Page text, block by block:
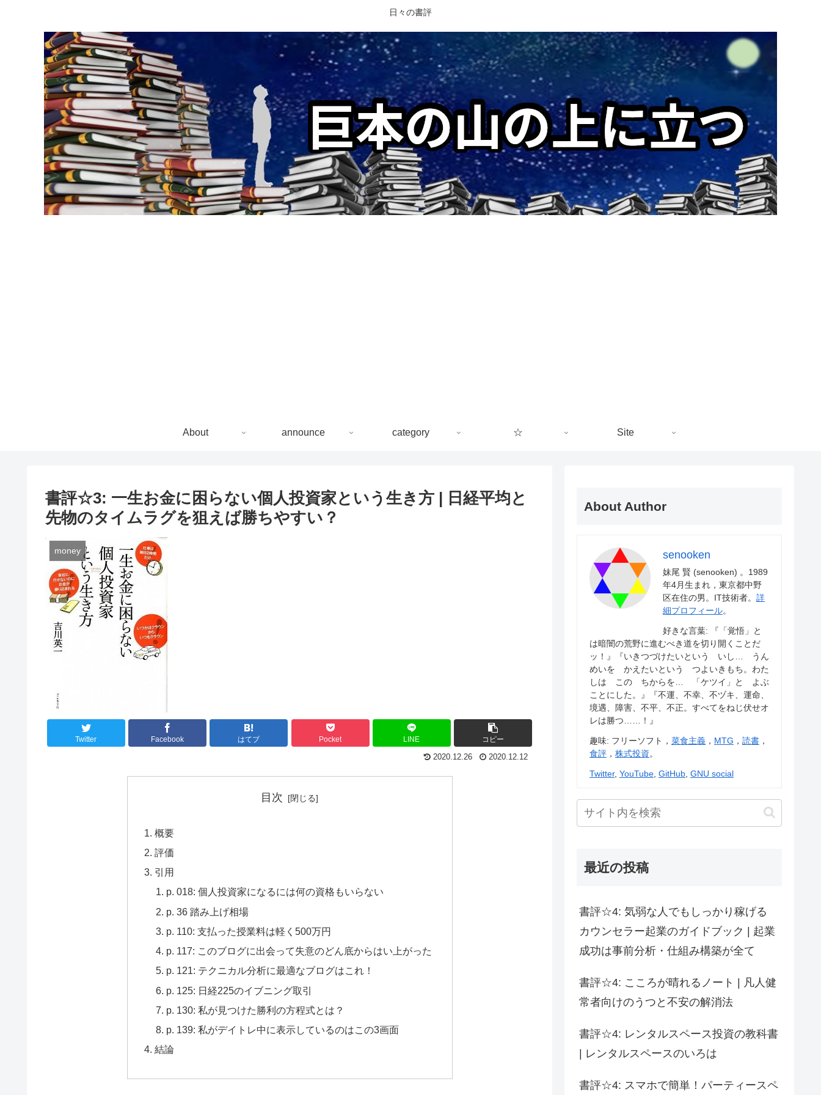
日々の書評
About announce category ☆ Site
書評☆3: 一生お金に困らない個人投資家という生き方 | 日経平均と
先物のタイムラグを狙えば勝ちやすい？
money
Twitter Facebook はてブ Pocket LINE コピー
2020.12.26 2020.12.12
目次
概要
評価
引用
p. 018: 個人投資家になるには何の資格もいらない
p. 36 踏み上げ相場
p. 110: 支払った授業料は軽く500万円
p. 117: このブログに出会って失意のどん底からはい上がった
p. 121: テクニカル分析に最適なブログはこれ！
p. 125: 日経225のイブニング取引
p. 130: 私が見つけた勝利の方程式とは？
p. 139: 私がデイトレ中に表示しているのはこの3画面
結論
About Author
senooken
妹尾 賢 (senooken) 。1989
年4月生まれ，東京都中野
区在住の男。IT技術者。 詳
細プロフィール。
好きな言葉: 『「覚悟」と
は暗闇の荒野に進むべき道を切り開くことだ
ッ！』『いきつづけたいという いし… うん
めいを かえたいという つよいきもち。わた
しは この ちからを… 「ケツイ」と よぶ
ことにした。』『不運、不幸、不ヅキ、運命、
境遇、障害、不平、不正。すべてをねじ伏せオ
レは勝つ……！』
趣味: フリーソフト， 菜食主義 ， MTG ， 読書 ，
食評 ， 株式投資。
Twitter, YouTube GitHub GNU social
最近の投稿
書評☆4: 気弱な人でもしっかり稼げる
カウンセラー起業のガイドブック | 起業
成功は事前分析・仕組み構築が全て
書評☆4: こころが晴れるノート | 凡人健
常者向けのうつと不安の解消法
書評☆4: レンタルスペース投資の教科書
| レンタルスペースのいろは
書評☆4: スマホで簡単！パーティースペ